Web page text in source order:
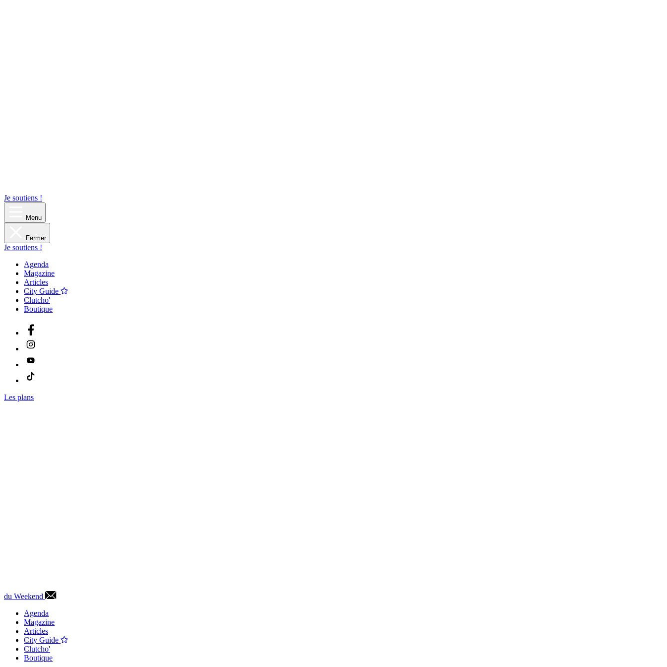
Je soutiens !
Menu
Fermer
Je soutiens !
Agenda
Magazine
Articles
City Guide
Clutcho'
Boutique
Les plans
du Weekend
Agenda
Magazine
Articles
City Guide
Clutcho'
Boutique